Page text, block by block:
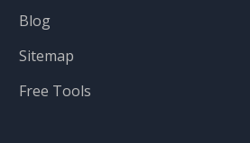
Blog
Sitemap
Free Tools